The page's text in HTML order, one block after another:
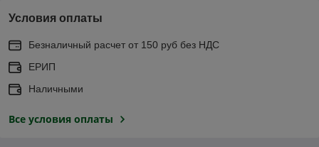
Условия оплаты
Безналичный расчет от 150 руб без НДС
ЕРИП
Наличными
Все условия оплаты